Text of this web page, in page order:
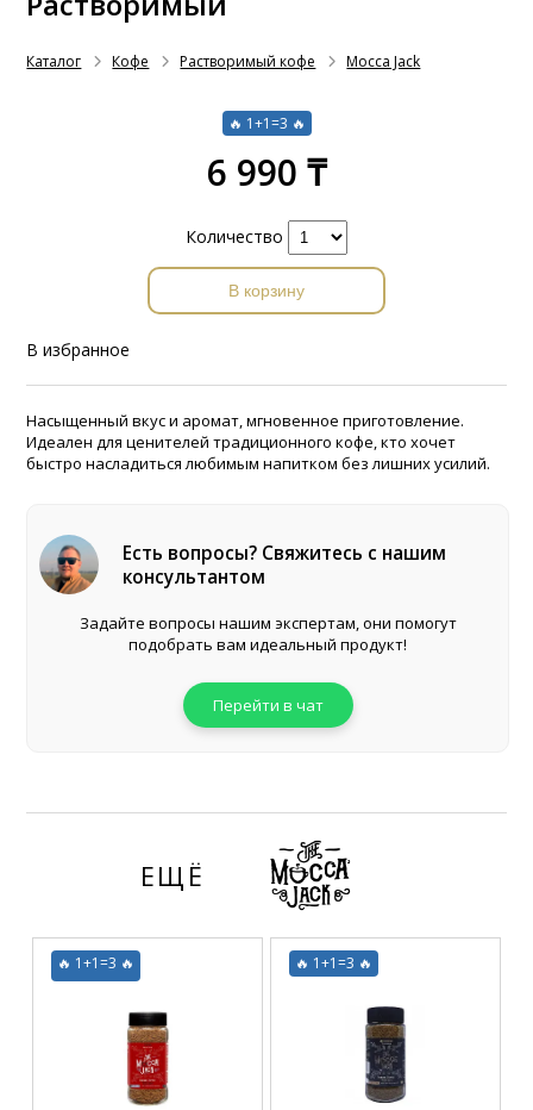
Каталог Кофе Растворимый кофе Mocca Jack
🔥 1+1=3 🔥
6 990 ₸
Количество
В корзину
В избранное
Насыщенный вкус и аромат, мгновенное приготовление.
Идеален для ценителей традиционного кофе, кто хочет
быстро насладиться любимым напитком без лишних усилий.
Есть вопросы? Свяжитесь с нашим
консультантом
Задайте вопросы нашим экспертам, они помогут
подобрать вам идеальный продукт!
Перейти в чат
ЕЩЁ
🔥 1+1=3 🔥 🔥 1+1=3 🔥